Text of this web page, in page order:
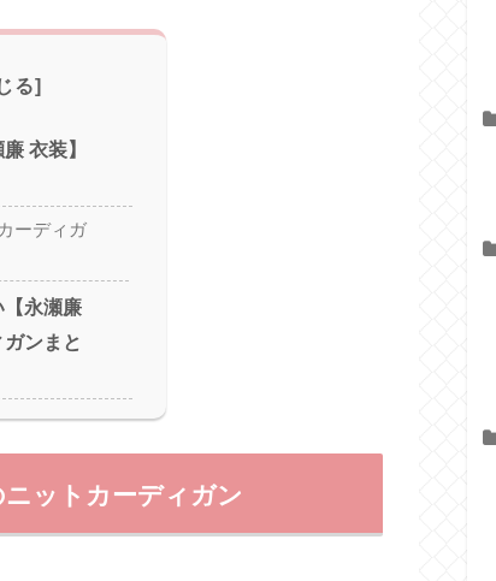
衣装】
ーディガ
【永瀬廉
ンまと
ットカーディガン